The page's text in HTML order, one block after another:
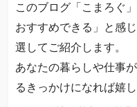
このブログ「こまろぐ
おすすめできる」と感
選してご紹介します。
あなたの暮らしや仕事
るきっかけになれば嬉し